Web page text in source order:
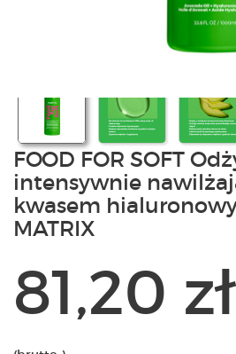
O NAS
FOOD FOR SOFT
intensywnie
kwasem
MATRIX
81,20 zł